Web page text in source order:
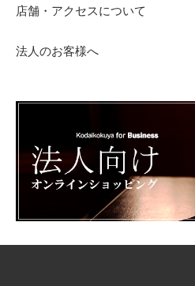
店舗・アクセスについて
法人のお客様へ